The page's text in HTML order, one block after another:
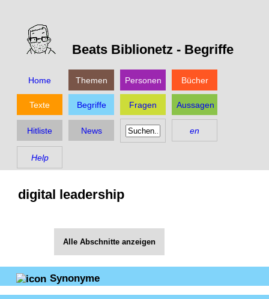
Beats Biblionetz - Begriffe
Home Themen Personen Bücher
Texte Begriffe Fragen Aussagen
Hitliste News en
Help
digital leadership
Alle Abschnitte anzeigen
Synonyme